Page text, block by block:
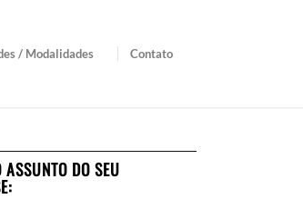
/ Modalidades Contato
DO SEU